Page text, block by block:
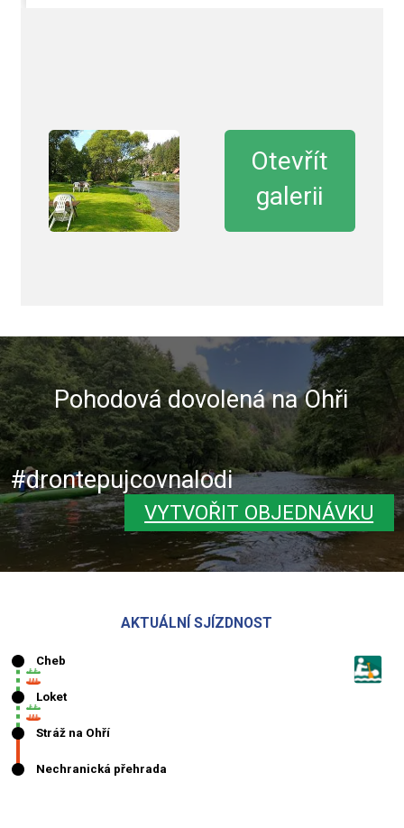
Otevřít
galerii
Pohodová dovolená na Ohři
#drontepujcovnalodi
VYTVOŘIT OBJEDNÁVKU
AKTUÁLNÍ SJÍZDNOST